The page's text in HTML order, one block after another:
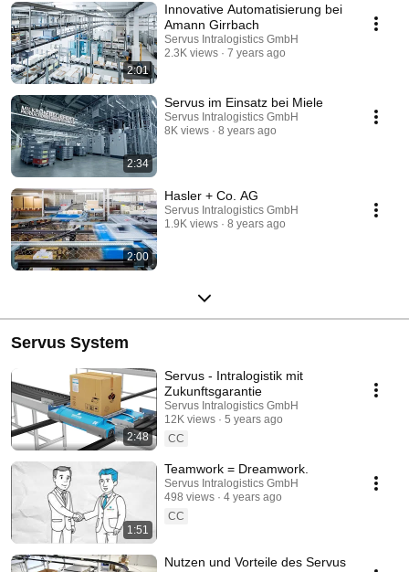
2:01
Innovative Automatisierung bei
Amann Girrbach
Servus Intralogistics GmbH
2.3K views
7 years ago
2:34
Servus im Einsatz bei Miele
Servus Intralogistics GmbH
8K views
8 years ago
2:00
Hasler + Co. AG
Servus Intralogistics GmbH
1.9K views
8 years ago
Servus System
2:48
Servus - Intralogistik mit
Zukunftsgarantie
Servus Intralogistics GmbH
12K views
5 years ago
CC
1:51
Teamwork = Dreamwork.
Servus Intralogistics GmbH
498 views
4 years ago
CC
Nutzen und Vorteile des Servus